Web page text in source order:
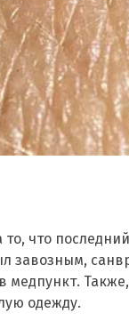
то, что
завозным,
медпункт.
одежду.